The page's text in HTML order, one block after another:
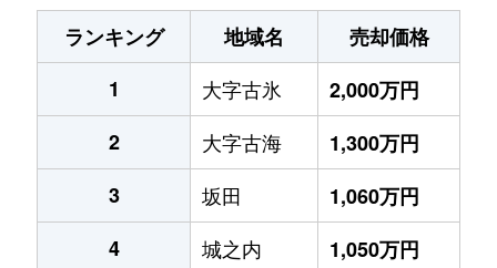
ランキング
地域名
売却価格
1
大字古氷
2,000万円
2
大字古海
1,300万円
3
坂田
1,060万円
4
城之内
1,050万円